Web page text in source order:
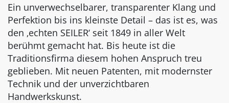
Ein unverwechselbarer, transparenter Klang und
Perfektion bis ins kleinste Detail – das ist es, was
den ‚echten SEILER‘ seit 1849 in aller Welt
berühmt gemacht hat. Bis heute ist die
Traditionsfirma diesem hohen Anspruch treu
geblieben. Mit neuen Patenten, mit modernster
Technik und der unverzichtbaren
Handwerkskunst.